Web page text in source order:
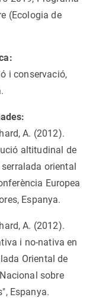
(Ecologia de
i conservació,
A. (2012).
altitudinal de
oriental
Europea
Espanya.
A. (2012).
i no-nativa en
Oriental de
sobre
Espanya.